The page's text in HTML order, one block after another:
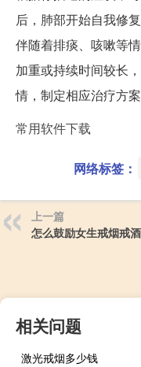
后，肺部开始自我修
伴随着排痰、咳嗽等
加重或持续时间较长
情，制定相应治疗方案
常用软件下载
网络标签：
上一篇
怎么鼓励女生戒烟戒酒
相关问题
激光戒烟多少钱